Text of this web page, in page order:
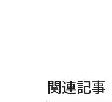
関連記事